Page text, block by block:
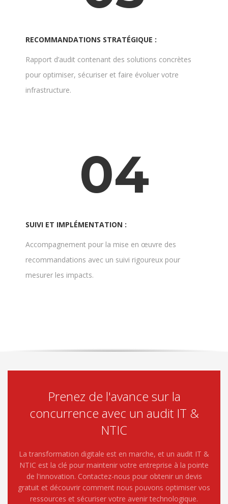
RECOMMANDATIONS STRATÉGIQUE :
Rapport d’audit contenant des solutions concrètes
pour optimiser, sécuriser et faire évoluer votre
infrastructure.
04
SUIVI ET IMPLÉMENTATION :
Accompagnement pour la mise en œuvre des
recommandations avec un suivi rigoureux pour
mesurer les impacts.
Prenez de l'avance sur la
concurrence avec un audit IT &
NTIC
La transformation digitale est en marche, et un audit IT &
NTIC est la clé pour maintenir votre entreprise à la pointe
de l'innovation. Contactez-nous pour obtenir un devis
gratuit et découvrir comment nous pouvons optimiser vos
ressources et sécuriser votre avenir technologique.